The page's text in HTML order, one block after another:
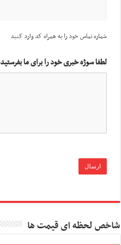
شماره تماس خود را به همراه کد وارد کنید
لطفا سوژه خبری خود را برای ما بفرستید
شاخص لحظه ای قیمت ها